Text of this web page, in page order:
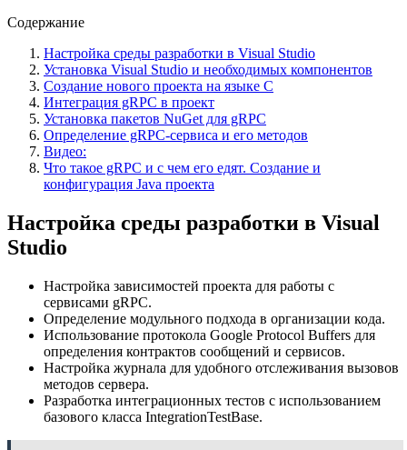
Содержание
Настройка среды разработки в Visual Studio
Установка Visual Studio и необходимых компонентов
Создание нового проекта на языке C
Интеграция gRPC в проект
Установка пакетов NuGet для gRPC
Определение gRPC-сервиса и его методов
Видео:
Что такое gRPC и с чем его едят. Создание и
конфигурация Java проекта
Настройка среды разработки в Visual
Studio
Настройка зависимостей проекта для работы с
сервисами gRPC.
Определение модульного подхода в организации кода.
Использование протокола Google Protocol Buffers для
определения контрактов сообщений и сервисов.
Настройка журнала для удобного отслеживания вызовов
методов сервера.
Разработка интеграционных тестов с использованием
базового класса IntegrationTestBase.